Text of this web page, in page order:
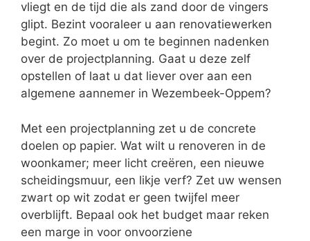
vliegt en de tijd die als zand door de vingers
glipt. Bezint vooraleer u aan renovatiewerken
begint. Zo moet u om te beginnen nadenken
over de projectplanning. Gaat u deze zelf
opstellen of laat u dat liever over aan een
algemene aannemer in Wezembeek-Oppem?
Met een projectplanning zet u de concrete
doelen op papier. Wat wilt u renoveren in de
woonkamer; meer licht creëren, een nieuwe
scheidingsmuur, een likje verf? Zet uw wensen
zwart op wit zodat er geen twijfel meer
overblijft. Bepaal ook het budget maar reken
een marge in voor onvoorziene